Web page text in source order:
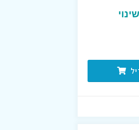
לשינוי